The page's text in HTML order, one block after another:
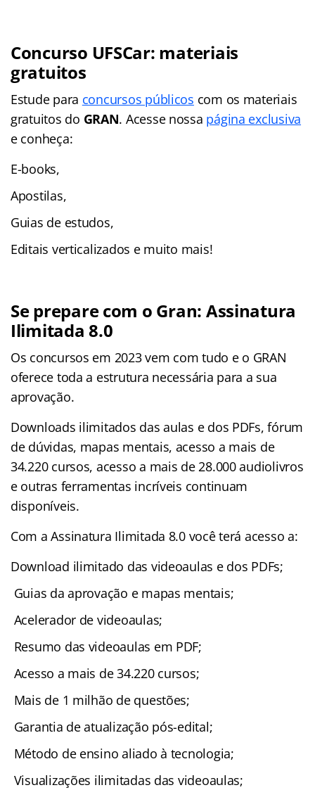
Concurso UFSCar: materiais
gratuitos
Estude para concursos públicos com os materiais
gratuitos do GRAN. Acesse nossa página exclusiva
e conheça:
E-books,
Apostilas,
Guias de estudos,
Editais verticalizados e muito mais!
Se prepare com o Gran: Assinatura
Ilimitada 8.0
Os concursos em 2023 vem com tudo e o GRAN
oferece toda a estrutura necessária para a sua
aprovação.
Downloads ilimitados das aulas e dos PDFs, fórum
de dúvidas, mapas mentais, acesso a mais de
34.220 cursos, acesso a mais de 28.000 audiolivros
e outras ferramentas incríveis continuam
disponíveis.
Com a Assinatura Ilimitada 8.0 você terá acesso a:
Download ilimitado das videoaulas e dos PDFs;
Guias da aprovação e mapas mentais;
Acelerador de videoaulas;
Resumo das videoaulas em PDF;
Acesso a mais de 34.220 cursos;
Mais de 1 milhão de questões;
Garantia de atualização pós-edital;
Método de ensino aliado à tecnologia;
Visualizações ilimitadas das videoaulas;